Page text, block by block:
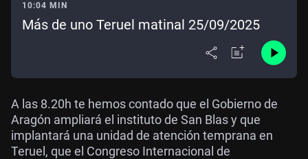
10:04 MIN
Más de uno Teruel matinal 25/09/2025
A las 8.20h te hemos contado que el Gobierno de
Aragón ampliará el instituto de San Blas y que
implantará una unidad de atención temprana en
Teruel, que el Congreso Internacional de